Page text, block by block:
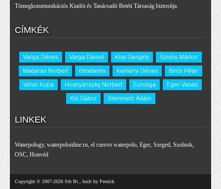
Tömegkommunikációs Kiadói és Tanácsadó Betéti Társaság biztosítja.
CÍMKÉK
Varga Dénes Varga Dániel Kiss Gergely
Szivós Márton
Madaras Norbert
ötméteres Kemény Dénes
Biros Péter
Volvo Kupa
Hosnyánszky Norbert Euroliga
Eger-Vasas
Kis Gábor
Steinmetz Ádám
LINKEK
Waterpology, waterpolonline.ru, el cuervo waterpolo, Eger, Szeged, Szolnok,
OSC, Honvéd
Copyright © 2007-2026 Stb Bt., built by Pernick